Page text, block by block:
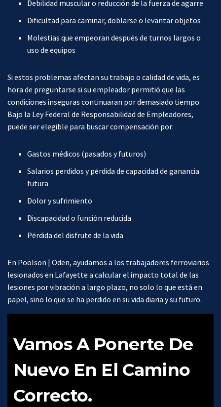
Debilidad muscular o reducción de la fuerza de agarre
Dificultad para caminar, doblarse o levantar objetos
Molestias que empeoran después de turnos largos o
uso de equipos
Si estos problemas afectan su trabajo o calidad de vida, es
hora de preguntarse si su empleador permitió que las
condiciones inseguras continuaran por demasiado tiempo.
Bajo la Ley Federal de Responsabilidad de Empleadores,
puede ser elegible para buscar compensación por:
Gastos médicos (pasados y futuros)
Salarios perdidos y pérdida de capacidad de ganancia
futura
Dolor y sufrimiento
Discapacidad o función reducida
Pérdida del disfrute de la vida
En Poolson | Oden, ayudamos a los trabajadores ferroviarios
lesionados en Lafayette a calcular el impacto total de las
lesiones por vibración a largo plazo, no solo lo que está en
papel, sino lo que se ha perdido en su vida diaria y su futuro.
Vamos A Ponerte De
Nuevo En El Camino
Correcto.